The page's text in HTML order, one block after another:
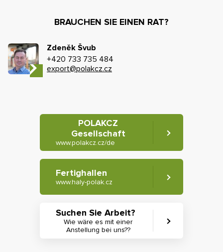
BRAUCHEN SIE EINEN RAT?
Zdeněk Švub
+420 733 735 484
export@polakcz.cz
POLAKCZ
Gesellschaft
www.polakcz.cz/de
Fertighallen
www.haly-polak.cz
Suchen Sie Arbeit?
Wie wäre es mit einer
Anstellung bei uns??